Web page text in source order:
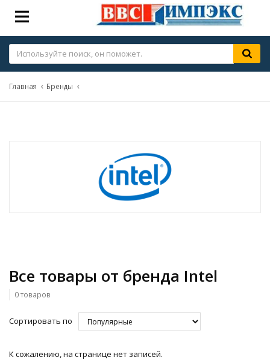
Главная Бренды
Все товары от бренда Intel
0 товаров
Сортировать по
К сожалению, на странице нет записей.